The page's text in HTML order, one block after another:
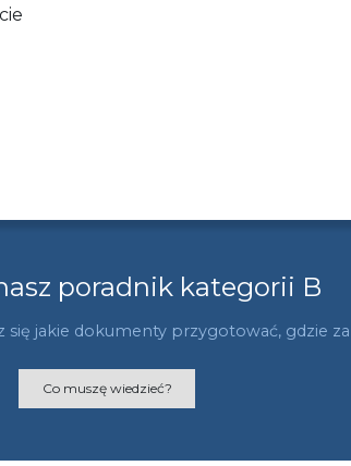
poradnik kategorii B
jakie dokumenty przygotować, gdzie
Co muszę wiedzieć?